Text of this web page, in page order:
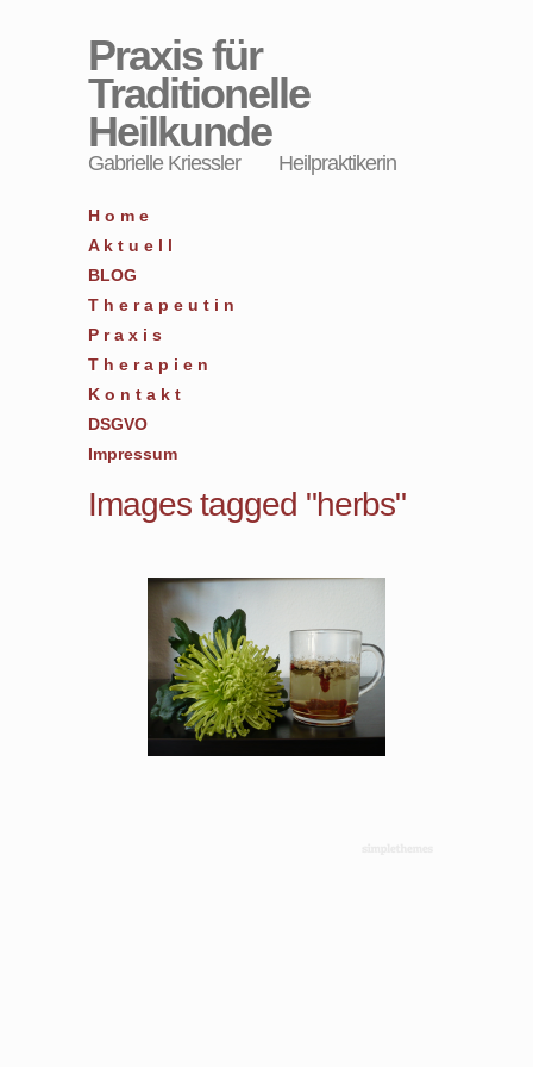
Praxis für
Traditionelle
Heilkunde
Gabrielle Kriessler Heilpraktikerin
H o m e
A k t u e l l
BLOG
T h e r a p e u t i n
P r a x i s
T h e r a p i e n
K o n t a k t
DSGVO
Impressum
Images tagged "herbs"